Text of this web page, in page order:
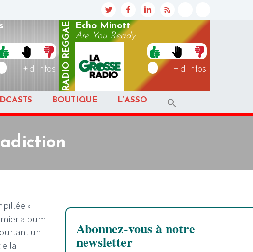
+ d'infos RADIO
REGGAE
Echo Minott
Are You Ready
+ d'infos
BOUTIQUE L’ASSO
«
album
un
la
Abonnez-vous à notre
newsletter